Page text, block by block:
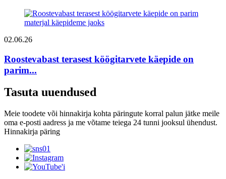
02.06.26
Roostevabast terasest köögitarvete käepide on
parim...
Tasuta uuendused
Meie toodete või hinnakirja kohta päringute korral palun jätke meile
oma e-posti aadress ja me võtame teiega 24 tunni jooksul ühendust.
Hinnakirja päring